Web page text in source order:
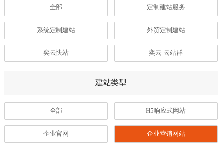
全部 定制建站服务
系统定制建站 外贸定制建站
奕云快站 奕云-云站群
建站类型
全部 H5响应式网站
企业官网 企业营销网站